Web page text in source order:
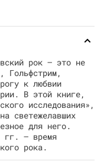
рок — это не
Гольфстрим,
к любвии
В этой книге,
исследования»,
светежелавших
для него.
гг. — время
рока.